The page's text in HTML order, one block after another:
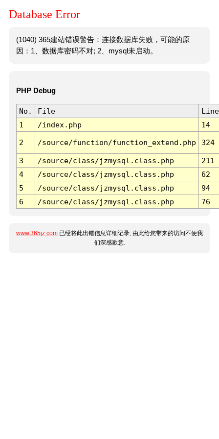
Database Error
(1040) 365建站错误警告：连接数据库失败，可能的原
因：1、数据库密码不对; 2、mysql未启动。
PHP Debug
No. File
Line
1
/index.php 14
2 /source/function/function_extend.php 324
3 /source/class/jzmysql.class.php
211
4
/source/class/jzmysql.class.php
62
5
/source/class/jzmysql.class.php
94
6
/source/class/jzmysql.class.php 76
www.365jz.com 已经将此出错信息详细记录, 由此给您带来的访问不便我
们深感歉意.